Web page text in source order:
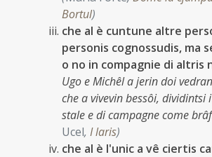
Bortul)
che al è cuntune altre
personis cognossudis, ma
o no in compagnie di altris
Ugo e Michêl a jerin doi
che a vivevin bessôi, dividintsi
stale e di campagne come
Ucel, I laris)
che al è l'unic a vê ciertis